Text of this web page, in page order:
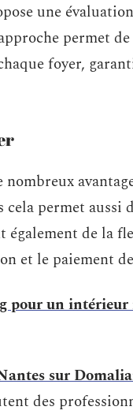
une
permet
foyer,
nombreux
cela permet aussi
également de la
et le paiement
pour un
sur
des